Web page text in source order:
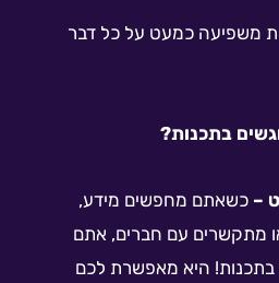
משפיעה כמעט על כל דבר
בתכנות?
– כשאתם מחפשים מידע,
מתקשרים עם חברים, אתם
היא מאפשרת לכם